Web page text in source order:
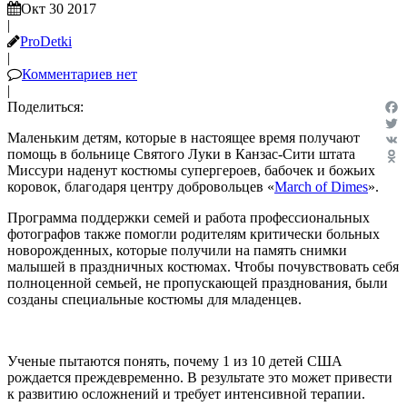
Окт 30 2017
|
ProDetki
|
Комментариев нет
|
Поделиться:
VK
Маленьким детям, которые в настоящее время получают
помощь в больнице Святого Луки в Канзас-Сити штата
Миссури наденут костюмы супергероев, бабочек и божьих
коровок, благодаря центру добровольцев «March of Dimes».
Программа поддержки семей и работа профессиональных
фотографов также помогли родителям критически больных
новорожденных, которые получили на память снимки
малышей в праздничных костюмах. Чтобы почувствовать себя
полноценной семьей, не пропускающей празднования, были
созданы специальные костюмы для младенцев.
Ученые пытаются понять, почему 1 из 10 детей США
рождается преждевременно. В результате это может привести
к развитию осложнений и требует интенсивной терапии.